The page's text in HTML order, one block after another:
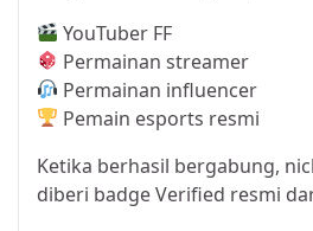
YouTuber FF
Permainan streamer
Permainan influencer
Pemain esports resmi
Ketika berhasil bergabung,
diberi badge Verified resmi